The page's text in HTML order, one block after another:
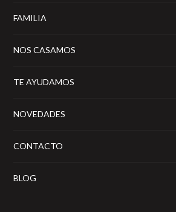
FAMILIA
NOS CASAMOS
TE AYUDAMOS
NOVEDADES
CONTACTO
BLOG